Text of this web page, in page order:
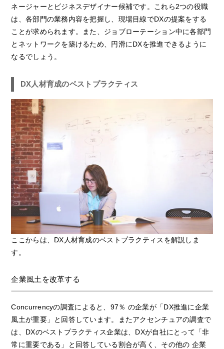
ネージャーとビジネスデザイナー候補です。これら2つの役職
は、各部門の業務内容を把握し、現場目線でDXの提案をする
ことが求められます。また、ジョブローテーション中に各部門
とネットワークを築けるため、円滑にDXを推進できるように
なるでしょう。
DX人材育成のベストプラクティス
ここからは、DX人材育成のベストプラクティスを解説しま
す。
企業風土を改革する
Concurrencyの調査によると、97％ の企業が「DX推進に企業
風土が重要」と回答しています。またアクセンチュアの調査で
は、DXのベストプラクティス企業は、DXが自社にとって「非
常に重要である」と回答している割合が高く、その他の 企業